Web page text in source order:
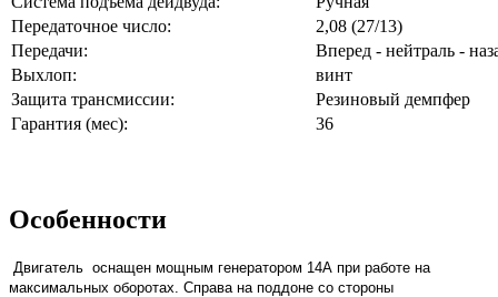
Передаточное число:
2,08 (27/13)
Передачи:
Вперед - нейтраль -
Выхлоп:
винт
Защита трансмиссии:
Резиновый демпфер
Гарантия (мес):
36
Особенности
Двигатель оснащен мощным генератором 14А при работе на
максимальных оборотах. Справа на поддоне со стороны